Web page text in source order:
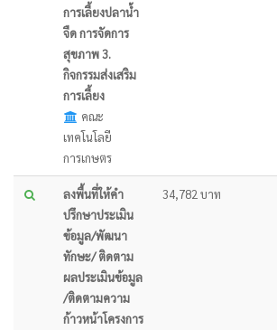
การเลี้ยงปลาน้ำ
จืด การจัดการ
สุขภาพ 3.
กิจกรรมส่งเสริม
การเลี้ยง
คณะ
เทคโนโลยี
การเกษตร
ลงพื้นที่ให้คำ
ปรึกษาประเมิน
ข้อมูล/พัฒนา
ทักษะ/ ติดตาม
ผลประเมินข้อมูล
/ติดตามความ
ก้าวหน้าโครงการ
34,782 บาท